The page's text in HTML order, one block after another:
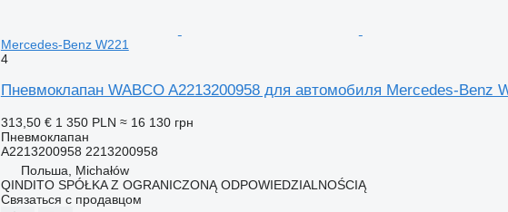
Mercedes-Benz W221
4
Пневмоклапан WABCO A2213200958 для автомобиля Mercedes-Benz
313,50 € 1 350 PLN ≈ 16 130 грн
Пневмоклапан
A2213200958 2213200958
Польша, Michałów
QINDITO SPÓŁKA Z OGRANICZONĄ ODPOWIEDZIALNOŚCIĄ
Связаться с продавцом